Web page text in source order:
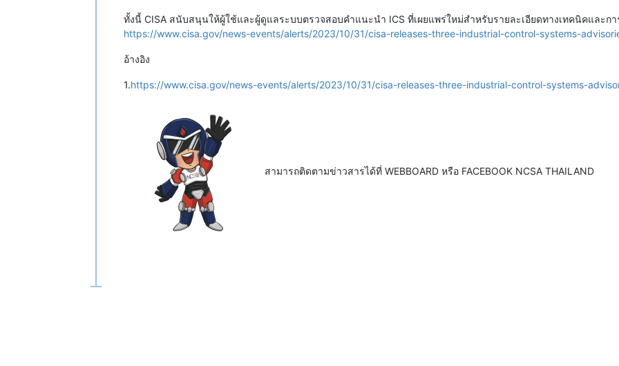
ทั้งนี้ CISA สนับสนุนให้ผู้ใช้และผู้ดูแลระบบตรวจสอบคำแนะนำ ICS ที่เผยแพร่ใหม่สำหรับรายละเอียดทางเทคนิคและกา
https://www.cisa.gov/news-events/alerts/2023/10/31/cisa-releases-three-industrial-control-systems-
อ้างอิง
1.https://www.cisa.gov/news-events/alerts/2023/10/31/cisa-releases-three-industrial-control-systems-
สามารถติดตามข่าวสารได้ที่ WEBBOARD หรือ FACEBOOK NCSA THAILAND